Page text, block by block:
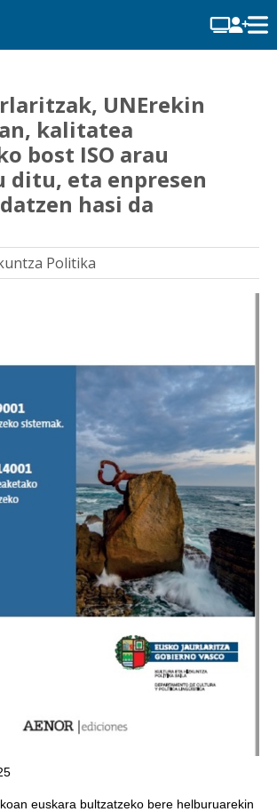
UNErekin
kalitatea
bost ISO arau
ditu, eta enpresen
hasi da
Politika
25
euskara bultzatzeko bere helburuarekin